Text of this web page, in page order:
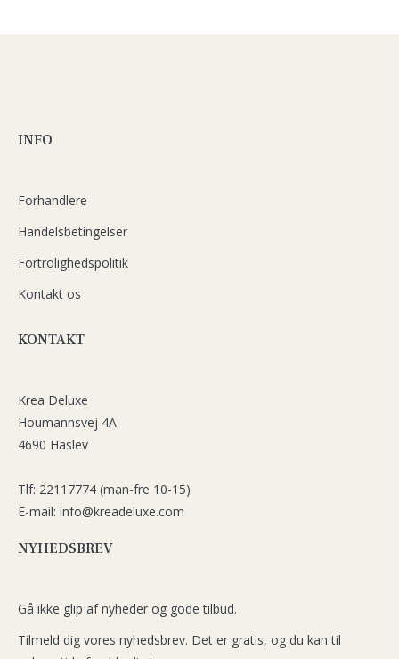
INFO
Forhandlere
Handelsbetingelser
Fortrolighedspolitik
Kontakt os
KONTAKT
Krea Deluxe
Houmannsvej 4A
4690 Haslev
Tlf: 22117774 (man-fre 10-15)
E-mail: info@kreadeluxe.com
NYHEDSBREV
Gå ikke glip af nyheder og gode tilbud.
Tilmeld dig vores nyhedsbrev. Det er gratis, og du kan til